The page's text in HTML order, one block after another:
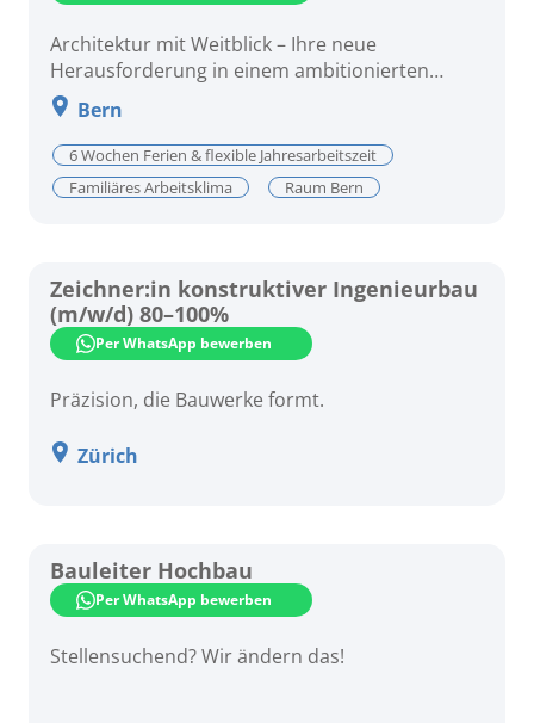
Architektur mit Weitblick – Ihre neue
Herausforderung in einem ambitionierten
Planungsbüro! Für unseren Kunden, ein
etabliertes und kreatives
Bern
6 Wochen Ferien & flexible Jahresarbeitszeit
Familiäres Arbeitsklima
Raum Bern
Zeichner:in konstruktiver Ingenieurbau
(m/w/d) 80–100%
Per WhatsApp bewerben
Präzision, die Bauwerke formt.
Zürich
Bauleiter Hochbau
Per WhatsApp bewerben
Stellensuchend? Wir ändern das!